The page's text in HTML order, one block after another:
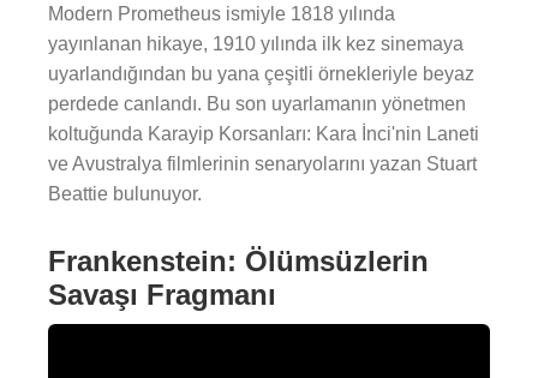
Modern Prometheus ismiyle 1818 yılında
yayınlanan hikaye, 1910 yılında ilk kez sinemaya
uyarlandığından bu yana çeşitli örnekleriyle beyaz
perdede canlandı. Bu son uyarlamanın yönetmen
koltuğunda Karayip Korsanları: Kara İnci'nin Laneti
ve Avustralya filmlerinin senaryolarını yazan Stuart
Beattie bulunuyor.
Frankenstein: Ölümsüzlerin
Savaşı Fragmanı